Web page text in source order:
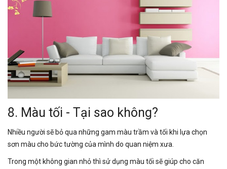
8. Màu tối - Tại sao không?
Nhiều người sẽ bỏ qua những gam màu trầm và tối khi lựa chọn
sơn màu cho bức tường của mình do quan niệm xưa.
Trong một không gian nhỏ thì sử dụng màu tối sẽ giúp cho căn